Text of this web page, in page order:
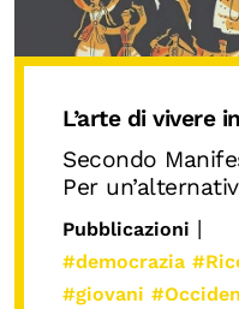
L’arte di vivere
Secondo
Per
Pubblicazioni |
#democrazia
#giovani